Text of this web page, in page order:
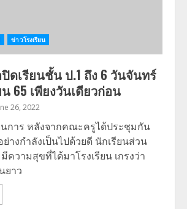
ข่าวโรงเรียน
ดเรียนชั้น ป.1 ถึง 6 วันจันทร์
65 เพียงวันเดียวก่อน
26, 2022
การ หลังจากคณะครูได้ประชุมกัน
างกำลังเป็นไปด้วยดี นักเรียนส่วน
ความสุขที่ได้มาโรงเรียน เกรงว่า
ยาว